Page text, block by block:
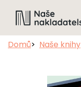
Domů Naše knihy